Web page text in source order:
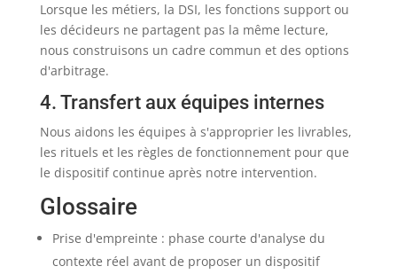
Lorsque les métiers, la DSI, les fonctions support ou
les décideurs ne partagent pas la même lecture,
nous construisons un cadre commun et des options
d'arbitrage.
4. Transfert aux équipes internes
Nous aidons les équipes à s'approprier les livrables,
les rituels et les règles de fonctionnement pour que
le dispositif continue après notre intervention.
Glossaire
Prise d'empreinte : phase courte d'analyse du
contexte réel avant de proposer un dispositif